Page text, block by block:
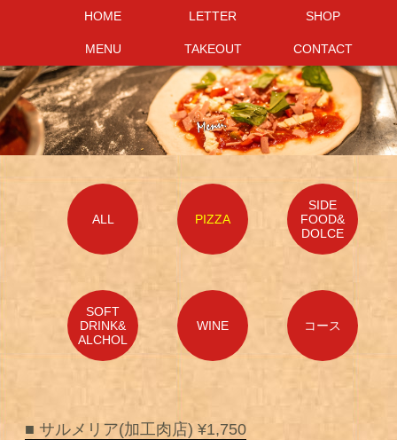
HOME LETTER SHOP
MENU TAKEOUT CONTACT
HOME LETTER SHOP
MENU TAKEOUT CONTACT
ALL PIZZA
SIDE
FOOD&
DOLCE
SOFT
DRINK&
ALCHOL
WINE コース
■ サルメリア(加工肉店) ¥1,750